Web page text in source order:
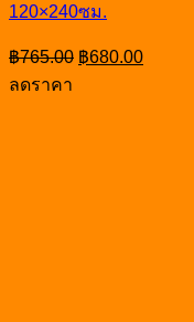
120×240ซม.
฿765.00 Original
price
฿680.00Current
price
ลดราคา